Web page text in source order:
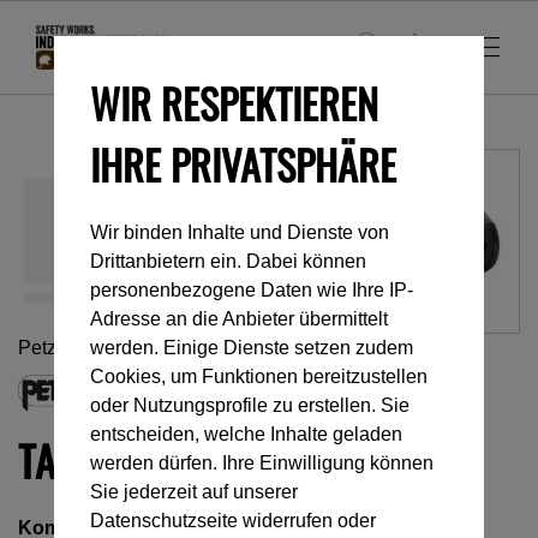
Petzl
TACTIKKA® CORE
Kompakte, aufladbare Stirnlampe mit mehreren
WIR RESPEKTIEREN
IHRE PRIVATSPHÄRE
Wir binden Inhalte und Dienste von
Drittanbietern ein. Dabei können
personenbezogene Daten wie Ihre IP-
Adresse an die Anbieter übermittelt
werden. Einige Dienste setzen zudem
Cookies, um Funktionen bereitzustellen
oder Nutzungsprofile zu erstellen. Sie
entscheiden, welche Inhalte geladen
werden dürfen. Ihre Einwilligung können
Sie jederzeit auf unserer
Datenschutzseite widerrufen oder